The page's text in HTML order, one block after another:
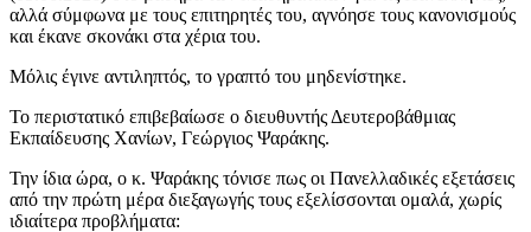
αλλά σύμφωνα με τους επιτηρητές του, αγνόησε τους κανονισμούς
και έκανε σκονάκι στα χέρια του.
Μόλις έγινε αντιληπτός, το γραπτό του μηδενίστηκε.
Το περιστατικό επιβεβαίωσε ο διευθυντής Δευτεροβάθμιας
Εκπαίδευσης Χανίων, Γεώργιος Ψαράκης.
Την ίδια ώρα, ο κ. Ψαράκης τόνισε πως οι Πανελλαδικές εξετάσεις
από την πρώτη μέρα διεξαγωγής τους εξελίσσονται ομαλά, χωρίς
ιδιαίτερα προβλήματα: